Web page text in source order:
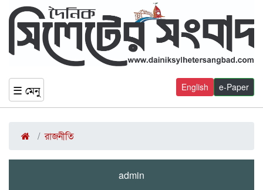
☰ মেনু e-Paper
English
রাজনীতি
admin